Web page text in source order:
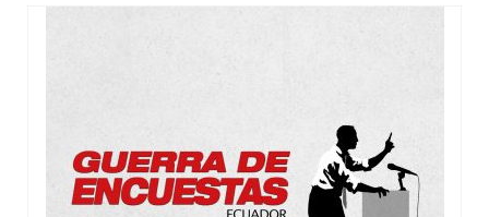
Contáctanos
Ciencia
Mundo